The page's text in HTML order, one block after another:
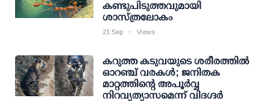
കണ്ടുപിടുത്തവുമായി
ശാസ്ത്രലോകം
21 Sep Views
കറുത്ത കടുവയുടെ ശരീരത്തില്‍
ഓറഞ്ച് വരകള്‍; ജനിതക
മാറ്റത്തിന്റെ അപൂര്‍വ്വ
നിറവ്യത്യാസമെന്ന് വിദഗ്ദര്‍